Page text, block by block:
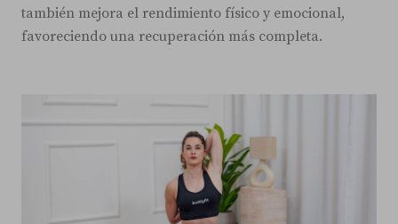
también mejora el rendimiento físico y emocional,
favoreciendo una recuperación más completa.